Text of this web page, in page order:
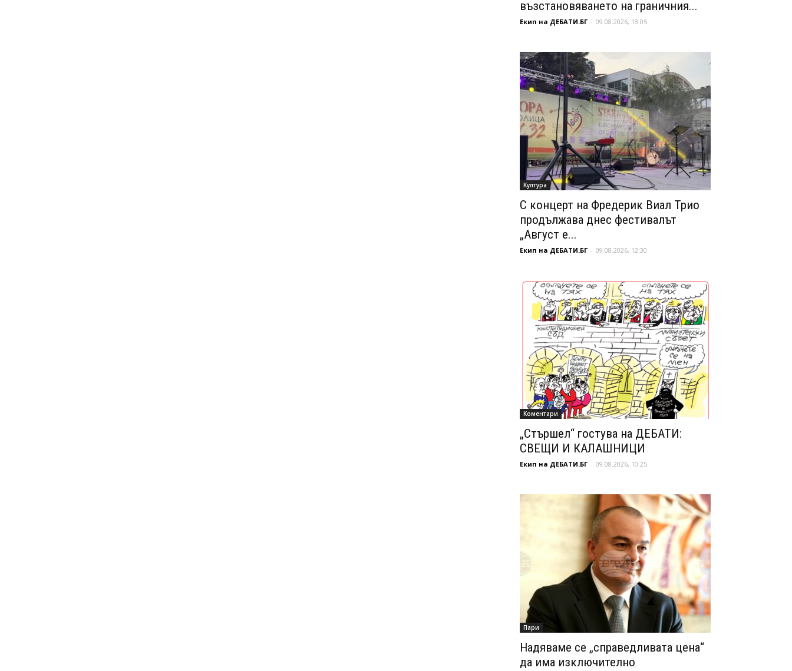
възстановяването на граничния...
Екип на ДЕБАТИ.БГ - 09.08.2026, 13:05
Култура
С концерт на Фредерик Виал Трио
продължава днес фестивалът
„Август е...
Екип на ДЕБАТИ.БГ - 09.08.2026, 12:30
Коментари
„Стършел“ гостува на ДЕБАТИ:
СВЕЩИ И КАЛАШНИЦИ
Екип на ДЕБАТИ.БГ - 09.08.2026, 10:25
Пари
Надяваме се „справедливата цена“
да има изключително